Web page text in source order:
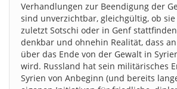
Verhandlungen zur Beendigung der
sind unverzichtbar, gleichgültig, ob
zuletzt Sotschi oder in Genf
denkbar und ohnehin Realität, dass
über das Ende von der Gewalt in
wird. Russland hat sein militärisches
Syrien von Anbeginn (und bereits